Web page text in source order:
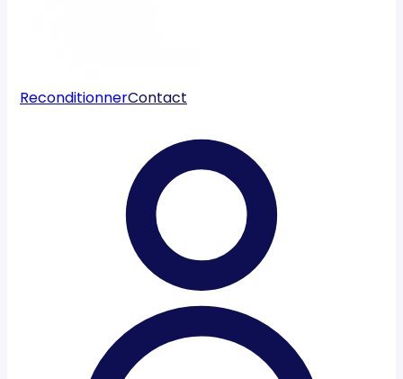
ReconditionnerContact